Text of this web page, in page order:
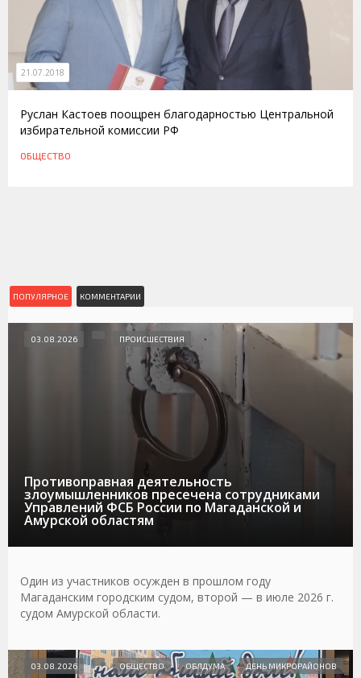
21.07.2018
Руслан Кастоев поощрен благодарностью Центральной
избирательной комиссии РФ
ОБЩЕСТВО
ПОПУЛЯРНОЕ КОММЕНТАРИИ
Противоправная деятельность
злоумышленников пресечена сотрудниками
Управлений ФСБ России по Магаданской и
Амурской областям
03.08.2026 ПРОИСШЕСТВИЯ
Один из участников осужден в прошлом году
Магаданским городским судом, второй — в июле 2026 г.
судом Амурской области.
03.08.2026 ОБЩЕСТВО ОБЛДУМА ДЕНЬ МИКРОРАЙОНОВ